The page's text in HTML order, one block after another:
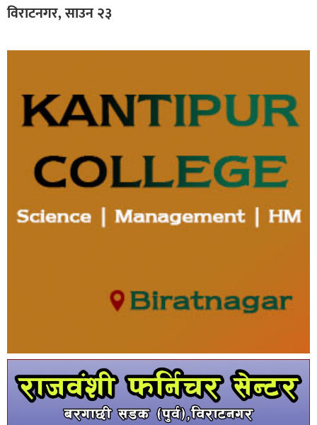
विराटनगर, साउन २३